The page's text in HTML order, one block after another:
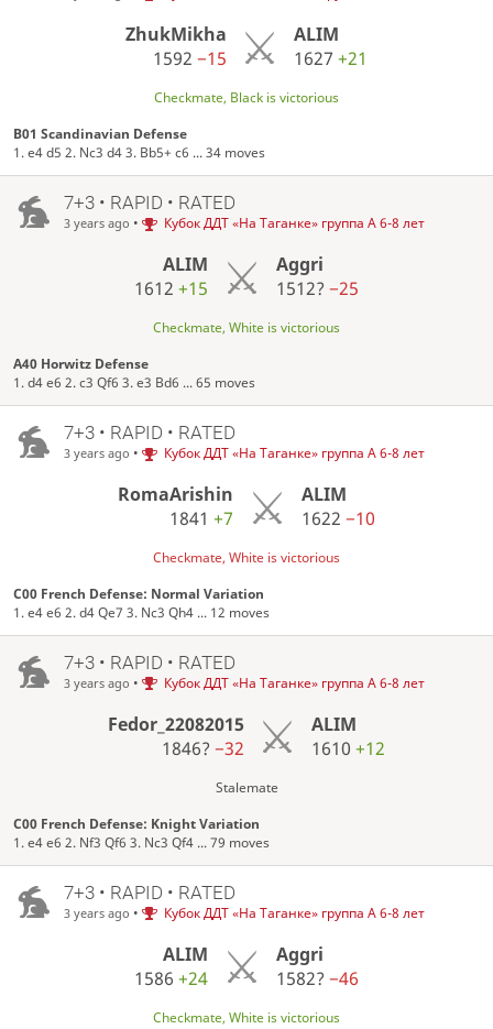
ZhukMikha
1592 −15
ALIM
1627+21
Checkmate, Black is victorious
B01 Scandinavian Defense
1. e4 d5 2. Nc3 d4 3. Bb5+ c6 ... 34 moves
7+3 • RAPID • RATED
3 years ago • Кубок ДДТ «На Таганке» группа А 6-8 лет
ALIM
1612+15
Aggri
1512? −25
Checkmate, White is victorious
A40 Horwitz Defense
1. d4 e6 2. c3 Qf6 3. e3 Bd6 ... 65 moves
7+3 • RAPID • RATED
3 years ago • Кубок ДДТ «На Таганке» группа А 6-8 лет
RomaArishin
1841+7
ALIM
1622 −10
Checkmate, White is victorious
C00 French Defense: Normal Variation
1. e4 e6 2. d4 Qe7 3. Nc3 Qh4 ... 12 moves
7+3 • RAPID • RATED
3 years ago • Кубок ДДТ «На Таганке» группа А 6-8 лет
Fedor_22082015
1846? −32
ALIM
1610+12
Stalemate
C00 French Defense: Knight Variation
1. e4 e6 2. Nf3 Qf6 3. Nc3 Qf4 ... 79 moves
7+3 • RAPID • RATED
3 years ago • Кубок ДДТ «На Таганке» группа А 6-8 лет
ALIM
1586+24
Aggri
1582? −46
Checkmate, White is victorious